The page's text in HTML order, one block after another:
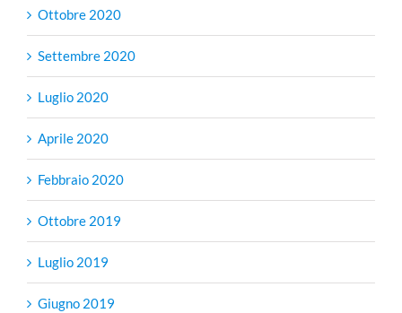
Ottobre 2020
Settembre 2020
Luglio 2020
Aprile 2020
Febbraio 2020
Ottobre 2019
Luglio 2019
Giugno 2019